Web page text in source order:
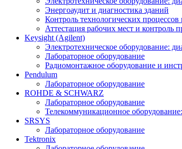
Энергоаудит и диагностика зданий
Контроль технологических
Аттестация рабочих мест и контроль
Keysight (Agilent)
Электротехническое оборудование:
Лабораторное оборудование
Радиомонтажное оборудование и
Pendulum
Лабораторное оборудование
ROHDE & SCHWARZ
Лабораторное оборудование
Телекоммуникационное
SRSYS
Лабораторное оборудование
Tektronix